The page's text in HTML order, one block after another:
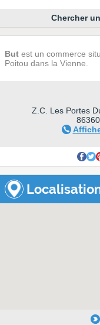
Chercher
But est un commerce
Poitou dans la Vienne.
Z.C. Les Portes